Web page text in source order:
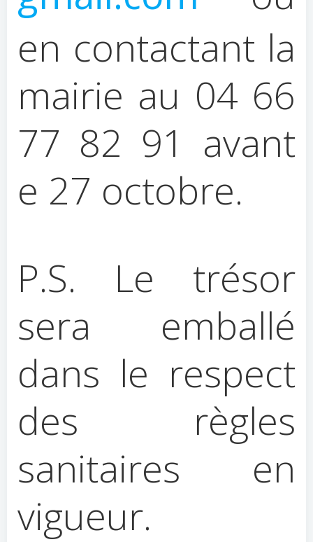
en contactant la
mairie au 04 66
77 82 91 avant
e 27 octobre.
P.S. Le trésor
sera emballé
dans le respect
des règles
sanitaires en
vigueur.